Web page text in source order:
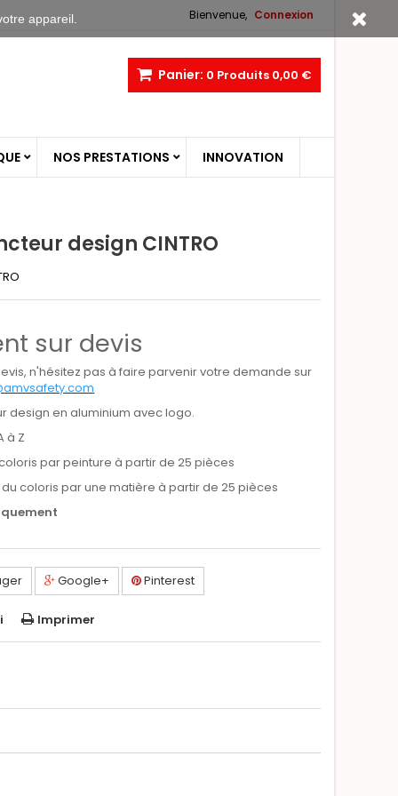
Bienvenue, Connexion
Panier: 0 Produits 0,00 €
NOS PRESTATIONS INNOVATION
design CINTRO
sur devis
n'hésitez pas à faire parvenir votre demande sur
design en aluminium avec logo.
à Z
par peinture à partir de 25 pièces
coloris par une matière à partir de 25 pièces
Google+ Pinterest
Imprimer
appareil.